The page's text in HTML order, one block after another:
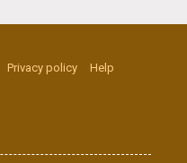
Privacy policy
Help